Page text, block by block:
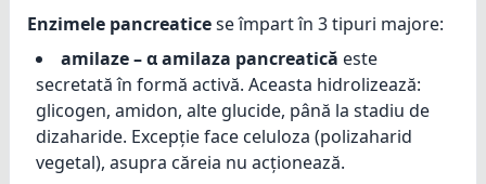
Enzimele pancreaticese împart în 3 tipuri majore:
amilaze – α amilaza pancreatică este
secretată în formă activă. Aceasta hidrolizează:
glicogen, amidon, alte glucide, până la stadiu de
dizaharide. Excepție face celuloza (polizaharid
vegetal), asupra căreia nu acționează.